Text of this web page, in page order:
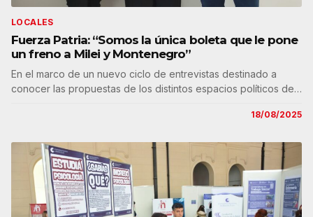
LOCALES
Fuerza Patria: “Somos la única boleta que le pone
un freno a Milei y Montenegro”
En el marco de un nuevo ciclo de entrevistas destinado a
conocer las propuestas de los distintos espacios políticos de…
18/08/2025